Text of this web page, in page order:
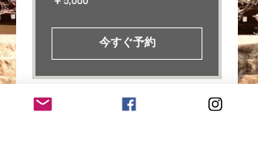
円
今すぐ予約